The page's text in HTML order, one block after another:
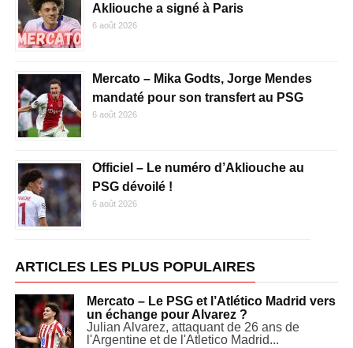
Akliouche a signé à Paris
6 août 2026
Mercato – Mika Godts, Jorge Mendes
mandaté pour son transfert au PSG
6 août 2026
Officiel – Le numéro d’Akliouche au
PSG dévoilé !
6 août 2026
ARTICLES LES PLUS POPULAIRES
Mercato – Le PSG et l’Atlético Madrid vers
un échange pour Alvarez ?
Julian Alvarez, attaquant de 26 ans de
l'Argentine et de l'Atletico Madrid...